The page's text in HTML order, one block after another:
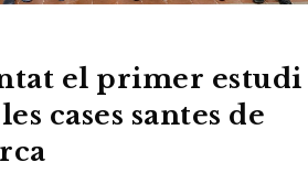
el primer estudi
cases santes de